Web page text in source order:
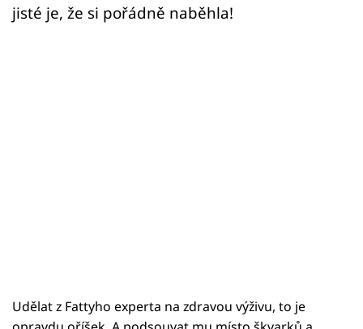
jisté je, že si pořádně naběhla!
Udělat z Fattyho experta na zdravou výživu, to je